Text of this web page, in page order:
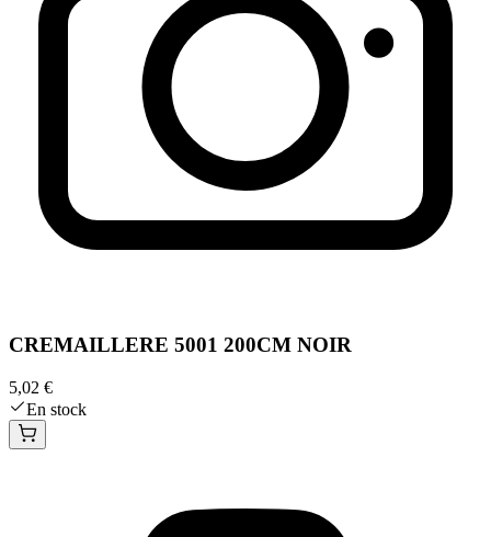
CREMAILLERE 5001 200CM NOIR
5,02 €
En stock